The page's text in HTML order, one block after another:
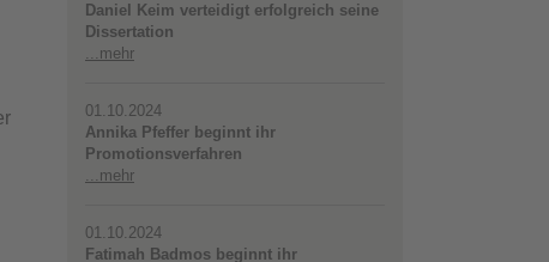
Daniel Keim verteidigt erfolgreich seine
Dissertation
...mehr
01.10.2024
Annika Pfeffer beginnt ihr
Promotionsverfahren
...mehr
01.10.2024
Fatimah Badmos beginnt ihr